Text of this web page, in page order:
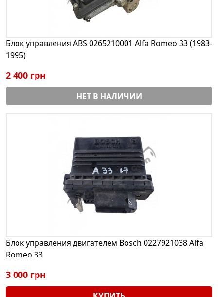
Блок управления ABS 0265210001 Alfa Romeo 33 (1983-
1995)
2 400 грн
НЕТ В НАЛИЧИИ
Блок управления двигателем Bosch 0227921038 Alfa
Romeo 33
3 000 грн